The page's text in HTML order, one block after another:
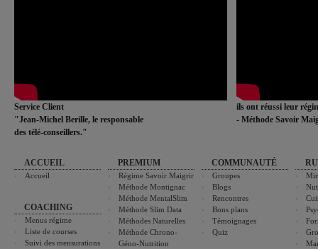
Service Client
"Jean-Michel Berille, le responsable
des télé-conseillers."
ils ont réussi leur
- Méthode Savoir
ACCUEIL
Accueil
COACHING
Menus régime
Liste de courses
Suivi des mensurations
PREMIUM
Régime Savoir Maigrir
Méthode Montignac
Méthode MentalSlim
Méthode Slim Data
Méthodes Naturelles
Méthode Chrono-
Géno-Nutrition
COMMUNAUTÉ
Groupes
Blogs
Rencontres
Bons plans
Témoignages
Quiz